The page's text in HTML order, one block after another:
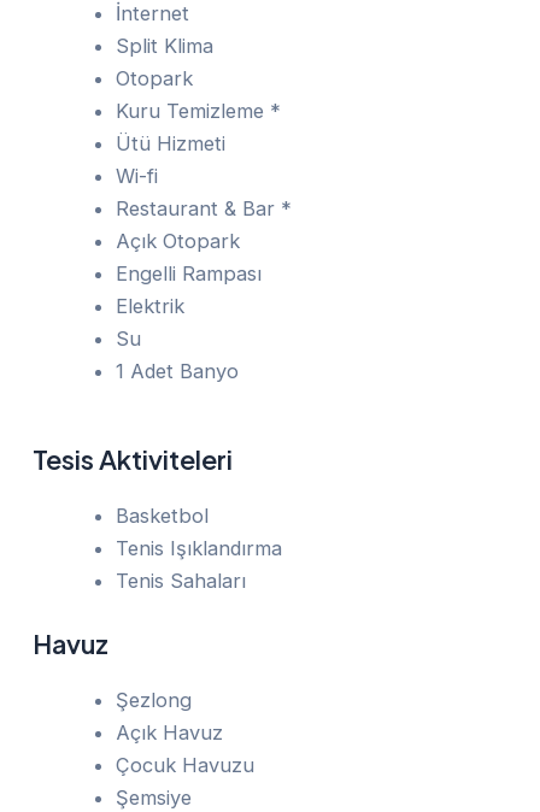
İnternet
Split Klima
Otopark
Kuru Temizleme *
Ütü Hizmeti
Wi-fi
Restaurant & Bar *
Açık Otopark
Engelli Rampası
Elektrik
Su
1 Adet Banyo
Tesis Aktiviteleri
Basketbol
Tenis Işıklandırma
Tenis Sahaları
Havuz
Şezlong
Açık Havuz
Çocuk Havuzu
Şemsiye